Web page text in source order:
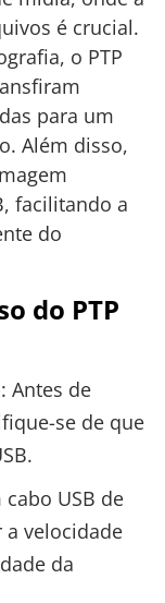
é crucial.
o PTP
para um
Além disso,
facilitando a
do
do PTP
: Antes de
se de que
cabo USB de
velocidade
da